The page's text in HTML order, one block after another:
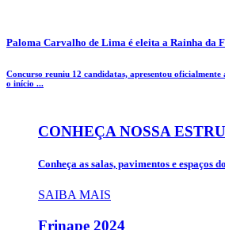
Paloma Carvalho de Lima é eleita a Rainha da
Concurso reuniu 12 candidatas, apresentou
o início ...
CONHEÇA NOSSA
Conheça as salas, pavimentos e espaços
SAIBA MAIS
Frinape 2024